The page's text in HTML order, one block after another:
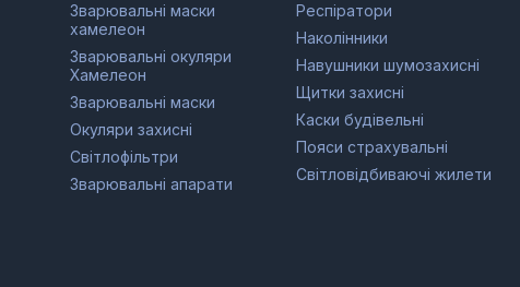
Зварювальні маски
хамелеон
Зварювальні окуляри
Хамелеон
Зварювальні маски
Окуляри захисні
Світлофільтри
Зварювальні апарати
Респіратори
Наколінники
Навушники шумозахисні
Щитки захисні
Каски будівельні
Пояси страхувальні
Світловідбиваючі жилети